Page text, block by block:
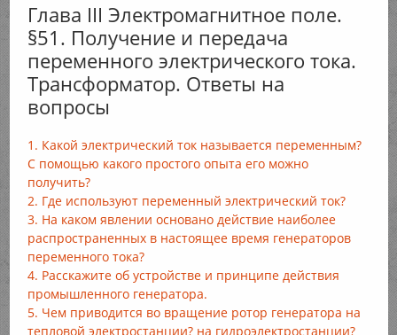
Глава III Электромагнитное поле.
§51. Получение и передача
переменного электрического тока.
Трансформатор. Ответы на
вопросы
1. Какой электрический ток называется переменным?
С помощью какого простого опыта его можно
получить?
2. Где используют переменный электрический ток?
3. На каком явлении основано действие наиболее
распространенных в настоящее время генераторов
переменного тока?
4. Расскажите об устройстве и принципе действия
промышленного генератора.
5. Чем приводится во вращение ротор генератора на
тепловой электростанции? на гидроэлектростанции?